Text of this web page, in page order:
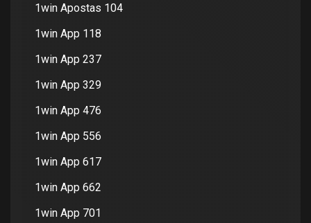
1win Apostas 104
1win App 118
1win App 237
1win App 329
1win App 476
1win App 556
1win App 617
1win App 662
1win App 701